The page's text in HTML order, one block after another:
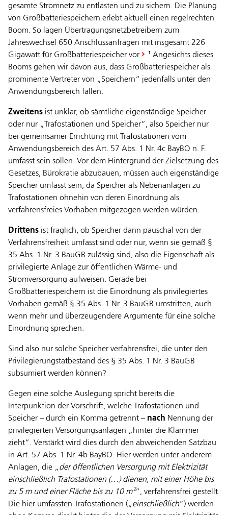
gesamte Stromnetz zu entlasten und zu sichern. Die Planung
von Großbatteriespeichern erlebt aktuell einen regelrechten
Boom. So lagen Übertragungsnetzbetreibern zum
Jahreswechsel 650 Anschlussanfragen mit insgesamt 226
Gigawatt für Großbatteriespeicher vor.
¹ Angesichts dieses
Booms gehen wir davon aus, dass Großbatteriespeicher als
prominente Vertreter von „Speichern“ jedenfalls unter den
Anwendungsbereich fallen.
Zweitens ist unklar, ob sämtliche eigenständige Speicher
oder nur „Trafostationen und Speicher“, also Speicher nur
bei gemeinsamer Errichtung mit Trafostationen vom
Anwendungsbereich des Art. 57 Abs. 1 Nr. 4c BayBO n. F.
umfasst sein sollen. Vor dem Hintergrund der Zielsetzung des
Gesetzes, Bürokratie abzubauen, müssen auch eigenständige
Speicher umfasst sein, da Speicher als Nebenanlagen zu
Trafostationen ohnehin von deren Einordnung als
verfahrensfreies Vorhaben mitgezogen werden würden.
Drittens ist fraglich, ob Speicher dann pauschal von der
Verfahrensfreiheit umfasst sind oder nur, wenn sie gemäß §
35 Abs. 1 Nr. 3 BauGB zulässig sind, also die Eigenschaft als
privilegierte Anlage zur öffentlichen Wärme- und
Stromversorgung aufweisen. Gerade bei
Großbatteriespeichern ist die Einordnung als privilegiertes
Vorhaben gemäß § 35 Abs. 1 Nr. 3 BauGB umstritten, auch
wenn mehr und überzeugendere Argumente für eine solche
Einordnung sprechen.
Sind also nur solche Speicher verfahrensfrei, die unter den
Privilegierungstatbestand des § 35 Abs. 1 Nr. 3 BauGB
subsumiert werden können?
Gegen eine solche Auslegung spricht bereits die
Interpunktion der Vorschrift, welche Trafostationen und
Speicher – durch ein Komma getrennt – nach Nennung der
privilegierten Versorgungsanlagen „hinter die Klammer
zieht“. Verstärkt wird dies durch den abweichenden Satzbau
in Art. 57 Abs. 1 Nr. 4b BayBO. Hier werden unter anderem
Anlagen, die „der öffentlichen Versorgung mit Elektrizität
einschließlich Trafostationen (…) dienen, mit einer Höhe bis
zu 5 m und einer Fläche bis zu 10 m²“, verfahrensfrei gestellt.
Die hier umfassten Trafostationen („einschließlich“) werden